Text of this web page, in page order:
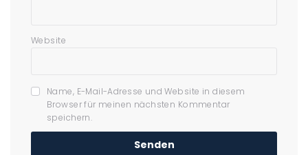
Website
Name, E-Mail-Adresse und Website in diesem
Browser für meinen nächsten Kommentar
speichern.